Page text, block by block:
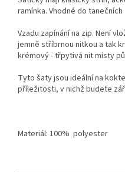
ramínka. Vhodné do
Vzadu zapínání na zip. Není
jemně stříbrnou nitkou a tak
krémový - třpytivá nit místy
Tyto šaty jsou ideální na
příležitosti, v nichž budete
Materiál: 100% polyester